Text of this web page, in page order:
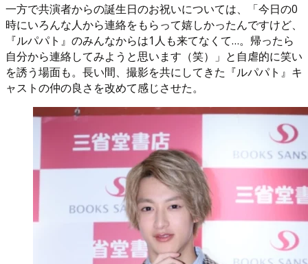
一方で共演者からの誕生日のお祝いについては、「今日の0
時にいろんな人から連絡をもらって嬉しかったんですけど、
『ルパパト』のみんなからは1人も来てなくて…。帰ったら
自分から連絡してみようと思います（笑）」と自虐的に笑い
を誘う場面も。長い間、撮影を共にしてきた『ルパパト』キ
ャストの仲の良さを改めて感じさせた。